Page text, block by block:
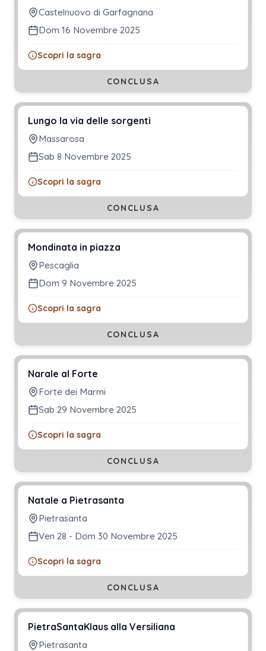
Castelnuovo di Garfagnana
Dom 16 Novembre 2025
Scopri la sagra
CONCLUSA
Lungo la via delle sorgenti
Massarosa
Sab 8 Novembre 2025
Scopri la sagra
CONCLUSA
Mondinata in piazza
Pescaglia
Dom 9 Novembre 2025
Scopri la sagra
CONCLUSA
Narale al Forte
Forte dei Marmi
Sab 29 Novembre 2025
Scopri la sagra
CONCLUSA
Natale a Pietrasanta
Pietrasanta
Ven 28 - Dom 30 Novembre 2025
Scopri la sagra
CONCLUSA
PietraSantaKlaus alla Versiliana
Pietrasanta